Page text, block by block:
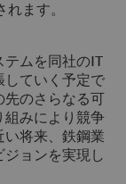
ます。
テムを同社のIT
していく予定で
のさらなる可
組みにより競争
い将来、鉄鋼業
ョンを実現し